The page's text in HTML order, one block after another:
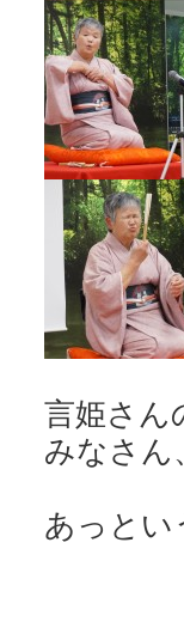
言姫さん
みなさん
あっとい